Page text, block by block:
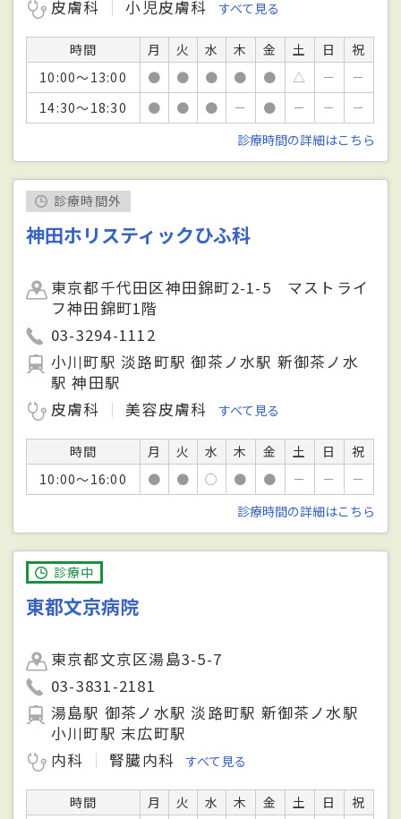
皮膚科
小児皮膚科 すべて見る
時間 月 火 水 木 金 土 日
祝
10:00～13:00
● ● ● ● ● △ －
－
14:30～18:30
● ● ● － ● － －
－
診療時間の詳細はこちら
診療時間外
神田ホリスティックひふ科
東京都千代田区神田錦町2-1-5 マストライ
フ神田錦町1階
03-3294-1112
小川町駅 淡路町駅 御茶ノ水駅 新御茶ノ水
駅 神田駅
皮膚科
美容皮膚科 すべて見る
時間 月 火 水 木 金 土 日
祝
10:00～16:00
● ● ○ ● ● － －
－
診療時間の詳細はこちら
診療中
東都文京病院
東京都文京区湯島3-5-7
03-3831-2181
湯島駅 御茶ノ水駅 淡路町駅 新御茶ノ水駅
小川町駅 末広町駅
内科
腎臓内科 すべて見る
時間 月 火 水 木 金 土 日
祝